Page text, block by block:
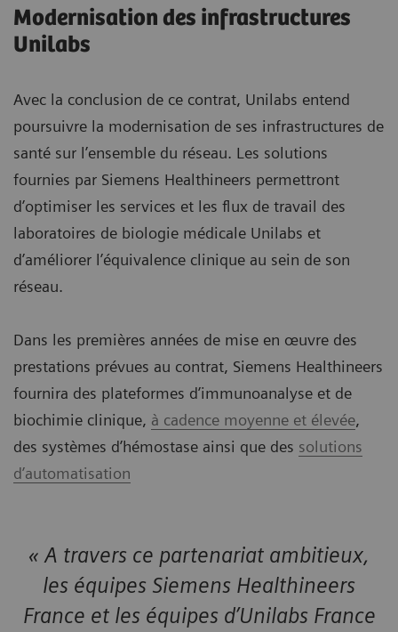
Modernisation des infrastructures
Unilabs
Avec la conclusion de ce contrat, Unilabs entend
poursuivre la modernisation de ses infrastructures de
santé sur l’ensemble du réseau. Les solutions
fournies par Siemens Healthineers permettront
d’optimiser les services et les flux de travail des
laboratoires de biologie médicale Unilabs et
d’améliorer l’équivalence clinique au sein de son
réseau.
Dans les premières années de mise en œuvre des
prestations prévues au contrat, Siemens Healthineers
fournira des plateformes d’immunoanalyse et de
biochimie clinique, à cadence moyenne et élevée,
des systèmes d’hémostase ainsi que des solutions
d’automatisation
« A travers ce partenariat ambitieux,
les équipes Siemens Healthineers
France et les équipes d’Unilabs France